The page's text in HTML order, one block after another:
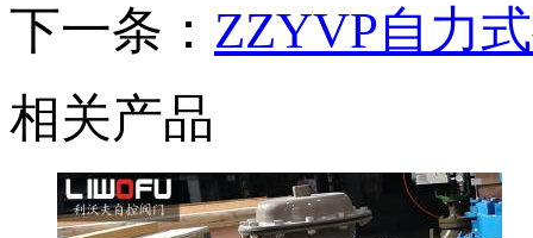
下一条： ZZYVP自力
相关产品